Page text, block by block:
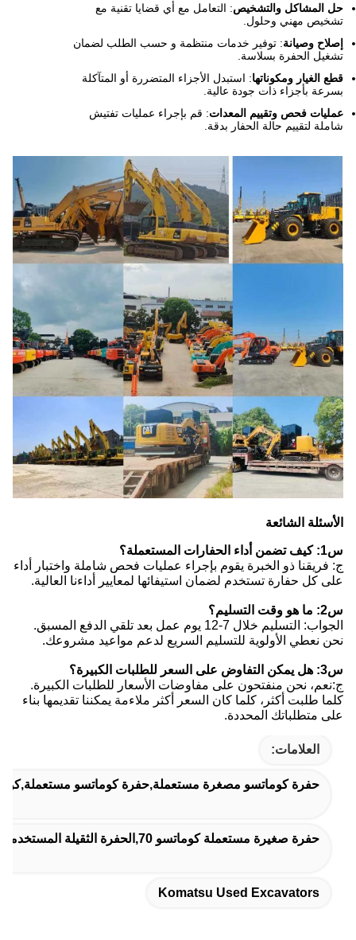
حل المشاكل والتشخيص: التعامل مع أي قضايا تقنية مع
تشخيص مهني وحلول.
إصلاح وصيانة: توفير خدمات منتظمة و حسب الطلب لضمان
تشغيل الحفرة بسلاسة.
قطع الغيار ومكوناتها: استبدل الأجزاء المتضررة أو المتآكلة
بسرعة بأجزاء ذات جودة عالية.
عمليات فحص وتقييم المعدات: قم بإجراء عمليات تفتيش
شاملة لتقييم حالة الحفار بدقة.
الأسئلة الشائعة
س1: كيف تضمن أداء الحفارات المستعملة؟
ج: فريقنا ذو الخبرة يقوم بإجراء عمليات فحص شاملة واختبار أداء
على كل حفارة تستخدم لضمان استيفائها لمعايير أداءنا العالية.
س2: ما هو وقت التسليم؟
الجواب: التسليم خلال 7-12 يوم عمل بعد تلقي الدفع المسبق.
نحن نعطي الأولوية للتسليم السريع لدعم مواعيد مشروعك.
س3: هل يمكن التفاوض على السعر للطلبات الكبيرة؟
ج:نعم، نحن منفتحون على مفاوضات الأسعار للطلبات الكبيرة.
كلما طلبت أكثر، كلما كان السعر أكثر ملاءمة يمكننا تقديمها بناء
على متطلباتك المحددة.
العلامات:
حفرة كوماتسو مصغرة مستعملة,حفرة كوماتسو
حفرة صغيرة مستعملة كوماتسو 70,الحفرة الثقيلة المستخدمة كوماتسو 70
Komatsu Used Excavators